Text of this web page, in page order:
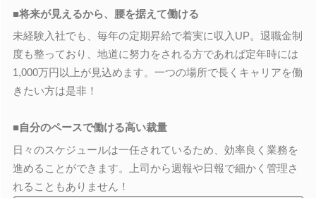
■将来が見えるから、腰を据えて働ける
未経験入社でも、毎年の定期昇給で着実に収入UP。退職金制
度も整っており、地道に努力をされる方であれば定年時には
1,000万円以上が見込めます。一つの場所で長くキャリアを働
きたい方は是非！
■自分のペースで働ける高い裁量
日々のスケジュールは一任されているため、効率良く業務を
進めることができます。上司から週報や日報で細かく管理さ
れることもありません！